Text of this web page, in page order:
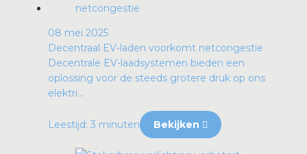
08 mei 2025
Decentraal EV-laden voorkomt netcongestie
Decentrale EV-laadsystemen bieden een
oplossing voor de steeds grotere druk op ons
elektri...
Leestijd: 3 minuten Bekijken